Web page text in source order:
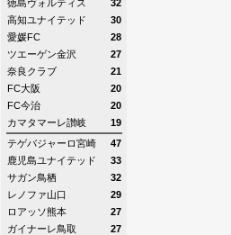
徳島ヴォルティス
32
高知ユナイテッド
30
愛媛FC
28
ツエーゲン金沢
27
奈良クラブ
21
FC大阪
20
FC今治
20
カマタマーレ讃岐
19
テゲバジャーロ宮崎
47
鹿児島ユナイテッド
33
サガン鳥栖
32
レノファ山口
29
ロアッソ熊本
27
ガイナーレ鳥取
27